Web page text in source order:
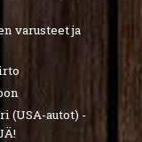
varusteet ja
(USA-autot) -